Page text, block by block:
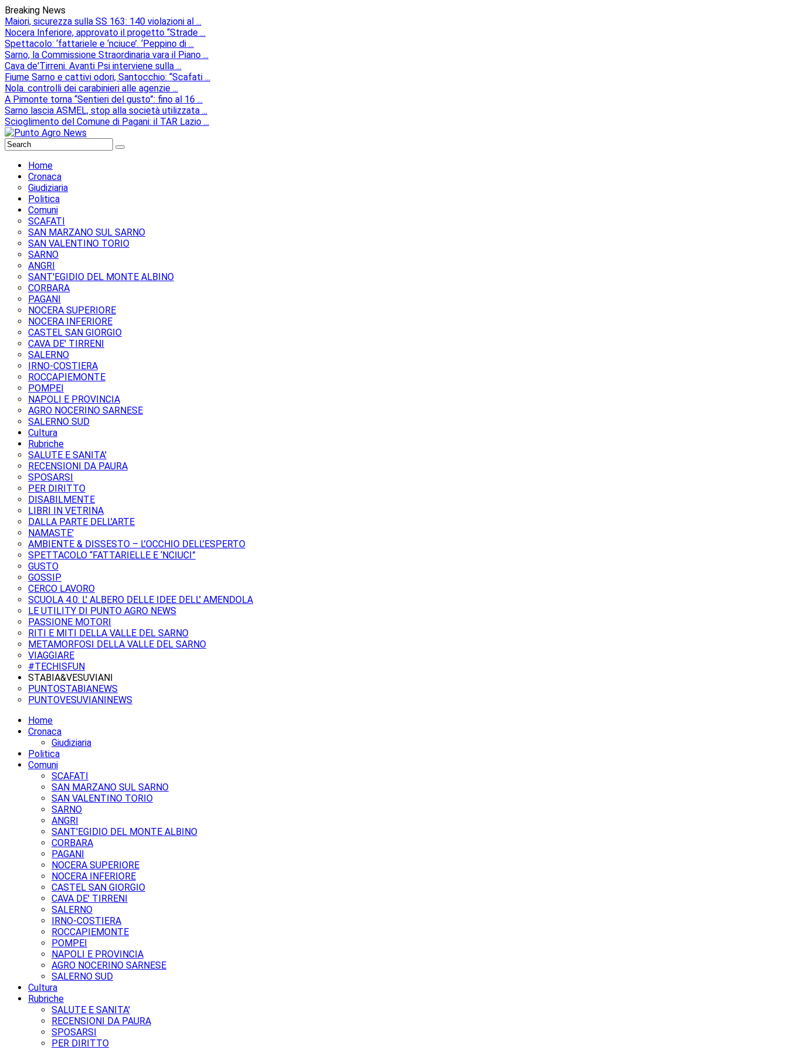
Breaking News
Maiori, sicurezza sulla SS 163: 140 violazioni al ...
Nocera Inferiore, approvato il progetto “Strade ...
Spettacolo: ‘fattariele e ‘nciuce’. ‘Peppino di ...
Sarno, la Commissione Straordinaria vara il Piano ...
Cava de'Tirreni. Avanti Psi interviene sulla ...
Fiume Sarno e cattivi odori, Santocchio: “Scafati ...
Nola. controlli dei carabinieri alle agenzie ...
A Pimonte torna “Sentieri del gusto”: fino al 16 ...
Sarno lascia ASMEL, stop alla società utilizzata ...
Scioglimento del Comune di Pagani: il TAR Lazio ...
Home
Cronaca
Giudiziaria
Politica
Comuni
SCAFATI
SAN MARZANO SUL SARNO
SAN VALENTINO TORIO
SARNO
ANGRI
SANT'EGIDIO DEL MONTE ALBINO
CORBARA
PAGANI
NOCERA SUPERIORE
NOCERA INFERIORE
CASTEL SAN GIORGIO
CAVA DE' TIRRENI
SALERNO
IRNO-COSTIERA
ROCCAPIEMONTE
POMPEI
NAPOLI E PROVINCIA
AGRO NOCERINO SARNESE
SALERNO SUD
Cultura
Rubriche
SALUTE E SANITA'
RECENSIONI DA PAURA
SPOSARSI
PER DIRITTO
DISABILMENTE
LIBRI IN VETRINA
DALLA PARTE DELL'ARTE
NAMASTE'
AMBIENTE & DISSESTO – L’OCCHIO DELL’ESPERTO
SPETTACOLO “FATTARIELLE E ‘NCIUCI”
GUSTO
GOSSIP
CERCO LAVORO
SCUOLA 4.0: L' ALBERO DELLE IDEE DELL' AMENDOLA
LE UTILITY DI PUNTO AGRO NEWS
PASSIONE MOTORI
RITI E MITI DELLA VALLE DEL SARNO
METAMORFOSI DELLA VALLE DEL SARNO
VIAGGIARE
#TECHISFUN
STABIA&VESUVIANI
PUNTOSTABIANEWS
PUNTOVESUVIANINEWS
Home
Cronaca
Giudiziaria
Politica
Comuni
SCAFATI
SAN MARZANO SUL SARNO
SAN VALENTINO TORIO
SARNO
ANGRI
SANT'EGIDIO DEL MONTE ALBINO
CORBARA
PAGANI
NOCERA SUPERIORE
NOCERA INFERIORE
CASTEL SAN GIORGIO
CAVA DE' TIRRENI
SALERNO
IRNO-COSTIERA
ROCCAPIEMONTE
POMPEI
NAPOLI E PROVINCIA
AGRO NOCERINO SARNESE
SALERNO SUD
Cultura
Rubriche
SALUTE E SANITA'
RECENSIONI DA PAURA
SPOSARSI
PER DIRITTO